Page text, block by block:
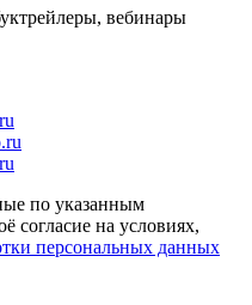
вебинары
по указанным
согласие на условиях,
персональных данных